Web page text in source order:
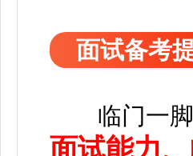
面试备考
临门一脚
面试能力